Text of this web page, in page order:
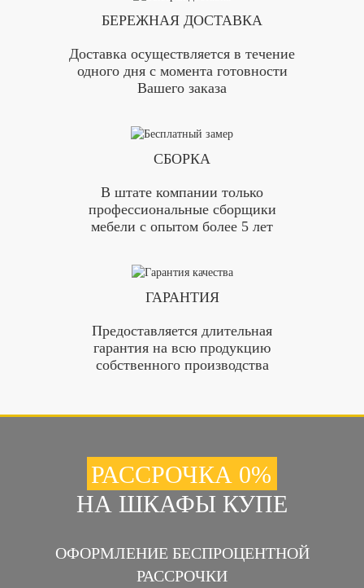
БЕРЕЖНАЯ ДОСТАВКА
Доставка осуществляется в течение
одного дня с момента готовности
Вашего заказа
СБОРКА
В штате компании только
профессиональные сборщики
мебели с опытом более 5 лет
ГАРАНТИЯ
Предоставляется длительная
гарантия на всю продукцию
собственного производства
РАССРОЧКА 0%
НА ШКАФЫ КУПЕ
ОФОРМЛЕНИЕ БЕСПРОЦЕНТНОЙ
РАССРОЧКИ